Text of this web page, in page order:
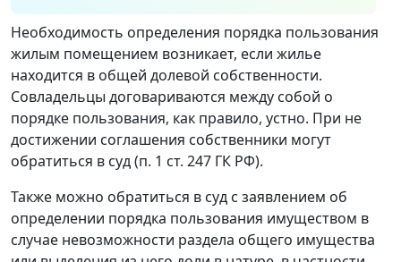
Необходимость определения порядка пользования
жилым помещением возникает, если жилье
находится в общей долевой собственности.
Совладельцы договариваются между собой о
порядке пользования, как правило, устно. При не
достижении соглашения собственники могут
обратиться в суд (п. 1 ст. 247 ГК РФ).
Также можно обратиться в суд с заявлением об
определении порядка пользования имуществом в
случае невозможности раздела общего имущества